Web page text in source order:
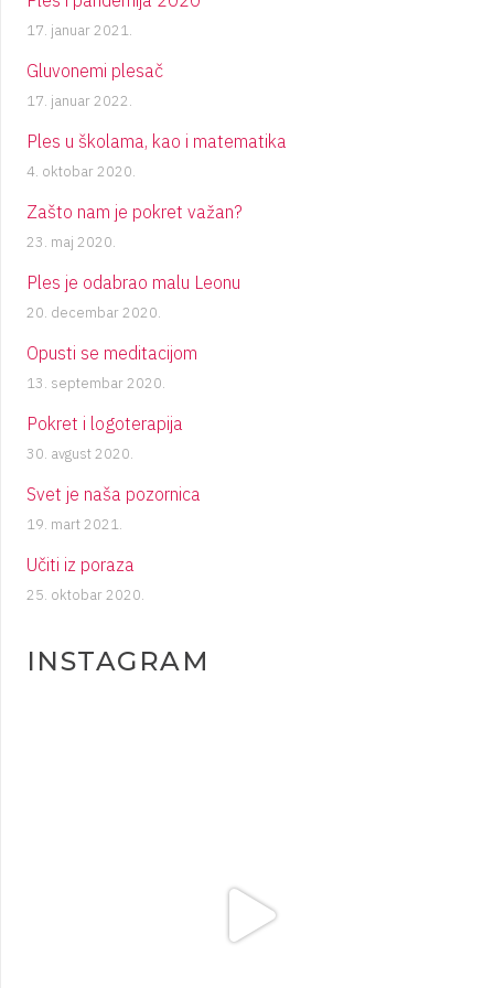
17. januar 2021.
Gluvonemi plesač
17. januar 2022.
Ples u školama, kao i matematika
4. oktobar 2020.
Zašto nam je pokret važan?
23. maj 2020.
Ples je odabrao malu Leonu
20. decembar 2020.
Opusti se meditacijom
13. septembar 2020.
Pokret i logoterapija
30. avgust 2020.
Svet je naša pozornica
19. mart 2021.
Učiti iz poraza
25. oktobar 2020.
INSTAGRAM